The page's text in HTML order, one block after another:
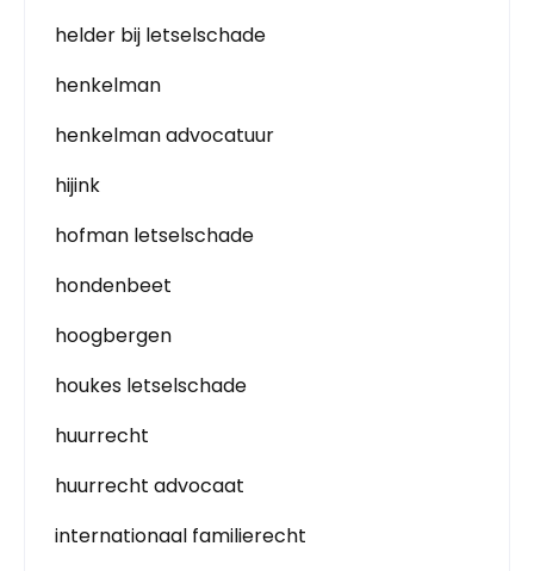
helder bij letselschade
henkelman
henkelman advocatuur
hijink
hofman letselschade
hondenbeet
hoogbergen
houkes letselschade
huurrecht
huurrecht advocaat
internationaal familierecht